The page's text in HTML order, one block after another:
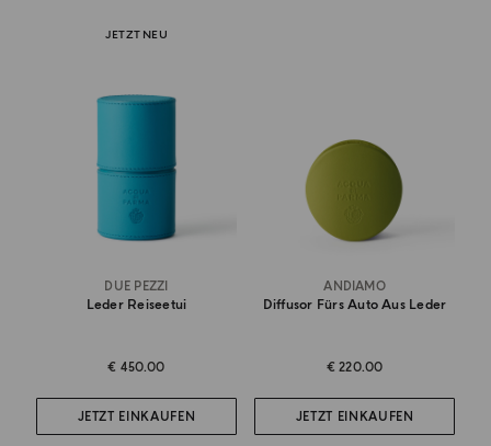
JETZT NEU
DUE PEZZI
Leder Reiseetui
€ 450.00
JETZT EINKAUFEN
ANDIAMO
Diffusor Fürs Auto Aus Leder
€ 220.00
JETZT EINKAUFEN